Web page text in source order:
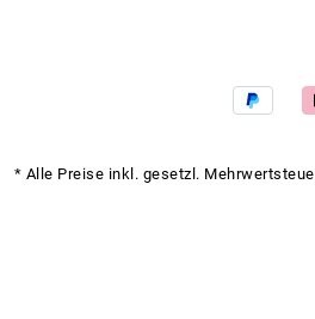
* Alle Preise inkl. gesetzl.